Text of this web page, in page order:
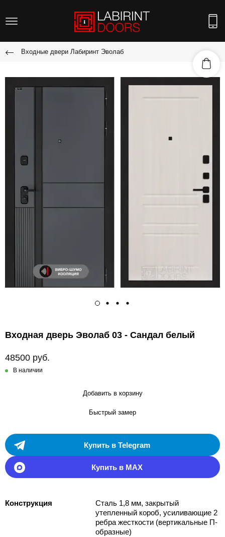
Входные двери Лабиринт Эволаб
Входная дверь Эволаб 03 - Сандал белый
48500 руб.
В наличии
Добавить в корзину
Быстрый замер
Купить в Telegram
Купить в MAX
Конструкция
Сталь 1,8 мм, закрытый
утепленный короб, усиливающие 2
ребра жесткости (вертикальные П-
образные)